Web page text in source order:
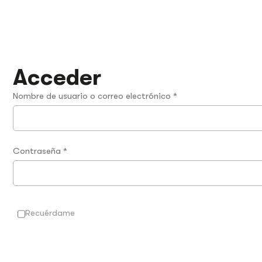
Acceder
Nombre de usuario o correo electrónico *
Contraseña *
Recuérdame